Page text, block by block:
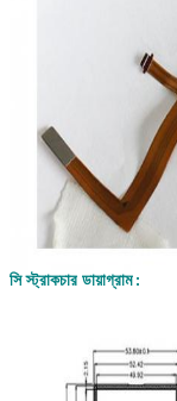
সি স্ট্রাকচার ডায়াগ্রাম: